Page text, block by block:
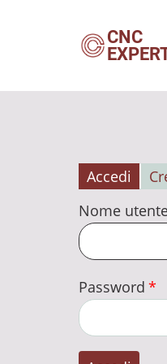
CNC
Schede
Accedi
Nome
Password